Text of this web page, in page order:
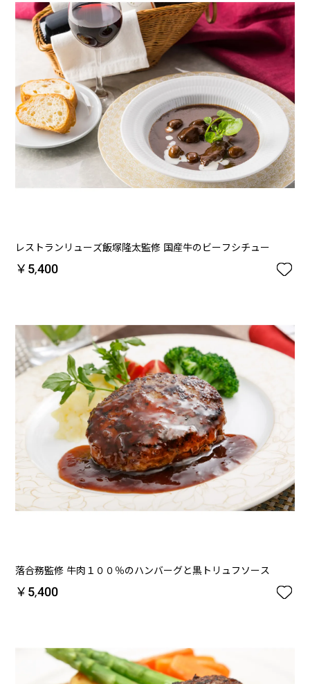
レストランリューズ飯塚隆太監修 国産牛のビーフシチュー
￥5,400 
落合務監修 牛肉１００％のハンバーグと黒トリュフソース
￥5,400 